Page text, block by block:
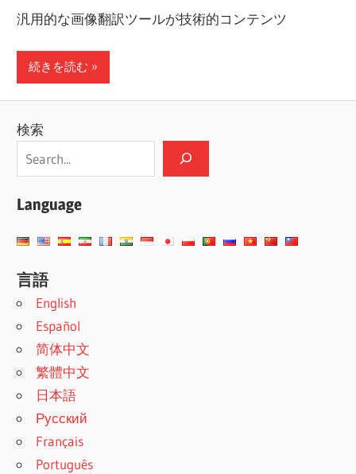
汎用的な画像翻訳ツールが技術的コンテンツ
続きを読む
検索
Language
言語
English
Español
简体中文
繁體中文
日本語
Русский
Français
Português